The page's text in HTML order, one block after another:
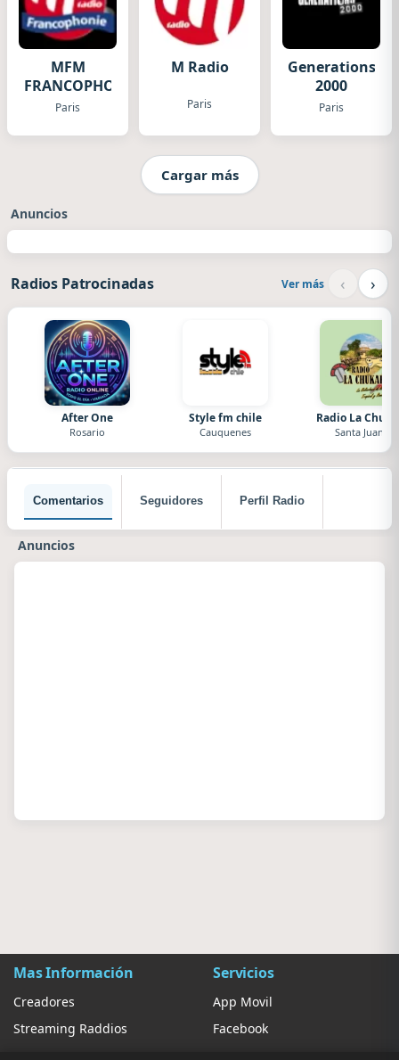
MFM
FRANCOPHONIE
Paris
M Radio
Paris
Generations
2000
Paris
Cargar más
Anuncios
Radios Patrocinadas Ver más ‹ ›
After One
Rosario
Style fm chile
Cauquenes
Radio La
Santa Juana
Comentarios Seguidores Perfil Radio
Anuncios
Mas Información
Creadores
Streaming Raddios
Servicios
App Movil
Facebook